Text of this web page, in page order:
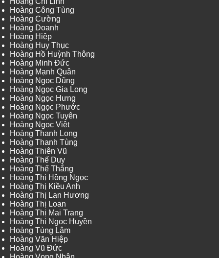
Hoàng Công Tùng
Hoàng Cường
Hoàng Doanh
Hoàng Hiệp
Hoàng Huy Thục
Hoàng Hồ Huỳnh Thông
Hoàng Minh Đức
Hoàng Mạnh Quân
Hoàng Ngọc Dũng
Hoàng Ngọc Gia Long
Hoàng Ngọc Hưng
Hoàng Ngọc Phước
Hoàng Ngọc Tuyên
Hoàng Ngọc Việt
Hoàng Thanh Long
Hoàng Thanh Tùng
Hoàng Thiên Vũ
Hoàng Thế Duy
Hoàng Thế Thắng
Hoàng Thị Hồng Ngọc
Hoàng Thị Kiều Anh
Hoàng Thị Lan Hương
Hoàng Thị Loan
Hoàng Thị Mai Trang
Hoàng Thị Ngọc Huyền
Hoàng Tùng Lâm
Hoàng Văn Hiệp
Hoàng Vũ Đức